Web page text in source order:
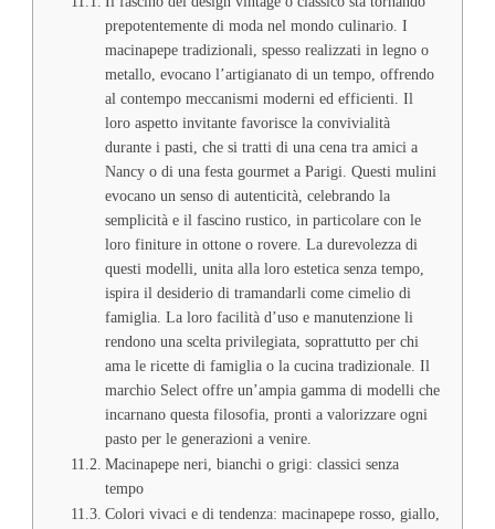
prepotentemente di moda nel mondo culinario. I
macinapepe tradizionali, spesso realizzati in legno o
metallo, evocano l’artigianato di un tempo, offrendo
al contempo meccanismi moderni ed efficienti. Il
loro aspetto invitante favorisce la convivialità
durante i pasti, che si tratti di una cena tra amici a
Nancy o di una festa gourmet a Parigi. Questi mulini
evocano un senso di autenticità, celebrando la
semplicità e il fascino rustico, in particolare con le
loro finiture in ottone o rovere. La durevolezza di
questi modelli, unita alla loro estetica senza tempo,
ispira il desiderio di tramandarli come cimelio di
famiglia. La loro facilità d’uso e manutenzione li
rendono una scelta privilegiata, soprattutto per chi
ama le ricette di famiglia o la cucina tradizionale. Il
marchio Select offre un’ampia gamma di modelli che
incarnano questa filosofia, pronti a valorizzare ogni
pasto per le generazioni a venire.
Macinapepe neri, bianchi o grigi: classici senza
tempo
Colori vivaci e di tendenza: macinapepe rosso, giallo,